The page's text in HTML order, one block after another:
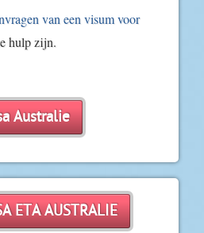
van een visum voor
hulp zijn.
Australie
ETA AUSTRALIE